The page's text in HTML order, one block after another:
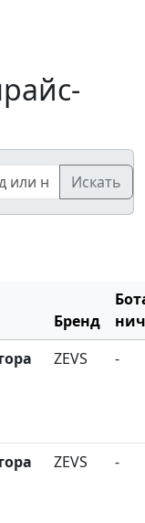
Искать
Бренд
ZEVS -
ZEVS -